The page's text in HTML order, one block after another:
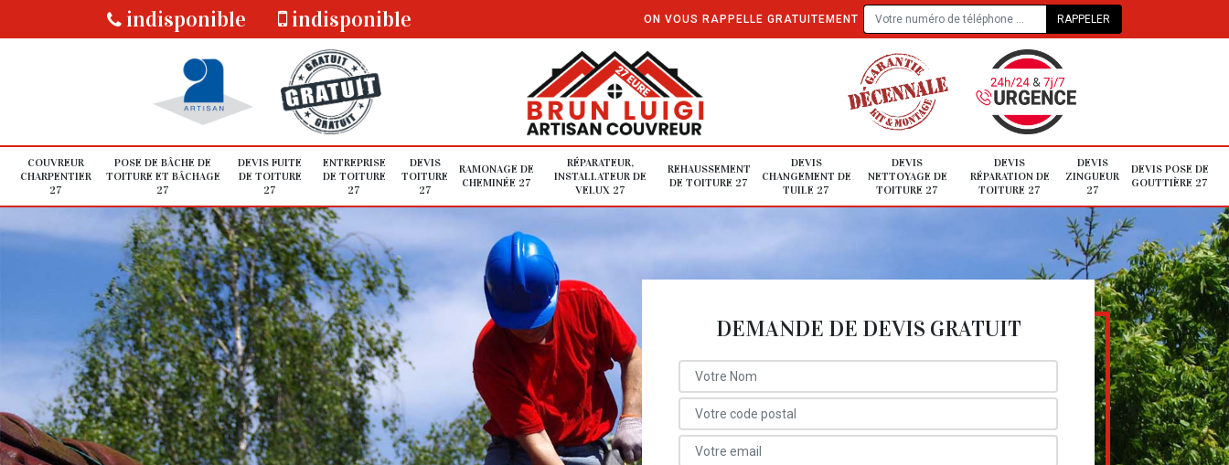
indisponible indisponible ON VOUS RAPPELLE GRATUITEMENT
COUVREUR
CHARPENTIER
27
POSE DE BÂCHE DE
TOITURE ET BÂCHAGE
27
DEVIS FUITE
DE TOITURE
27
ENTREPRISE
DE TOITURE
27
DEVIS
TOITURE
27
RAMONAGE DE
CHEMINÉE 27
RÉPARATEUR,
INSTALLATEUR DE
VELUX 27
REHAUSSEMENT
DE TOITURE 27
DEVIS
CHANGEMENT DE
TUILE 27
DEVIS
NETTOYAGE DE
TOITURE 27
DEVIS
RÉPARATION DE
TOITURE 27
DEVIS
ZINGUEUR
27
DEVIS POSE DE
GOUTTIÈRE 27
DEMANDE DE DEVIS GRATUIT